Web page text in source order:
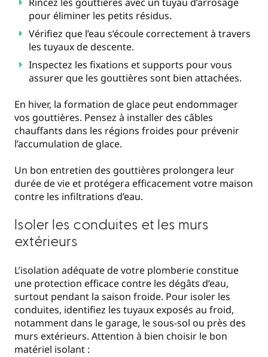
pour éliminer les petits résidus.
Vérifiez que l’eau s’écoule correctement à travers
les tuyaux de descente.
Inspectez les fixations et supports pour vous
assurer que les gouttières sont bien attachées.
En hiver, la formation de glace peut endommager
vos gouttières. Pensez à installer des câbles
chauffants dans les régions froides pour prévenir
l’accumulation de glace.
Un bon entretien des gouttières prolongera leur
durée de vie et protégera efficacement votre maison
contre les infiltrations d’eau.
Isoler les conduites et les murs
extérieurs
L’isolation adéquate de votre plomberie constitue
une protection efficace contre les dégâts d’eau,
surtout pendant la saison froide. Pour isoler les
conduites, identifiez les tuyaux exposés au froid,
notamment dans le garage, le sous-sol ou près des
murs extérieurs. Attention à bien choisir le bon
matériel isolant :